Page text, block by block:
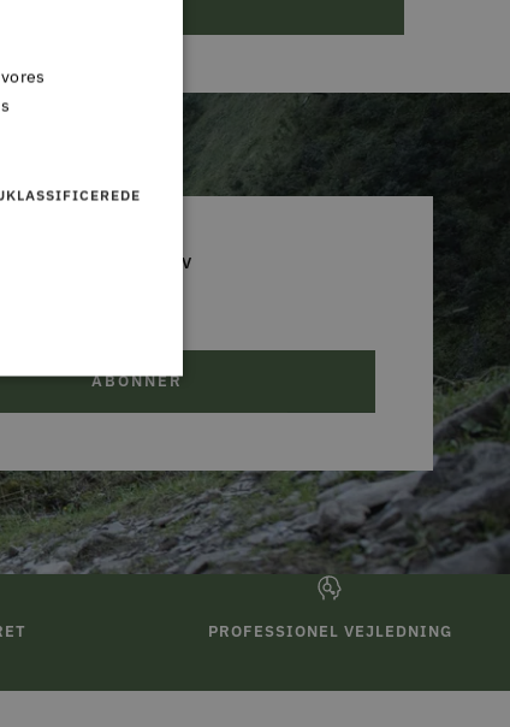
VORES NYHEDSBREV
ABONNER
PROFESSIONEL VEJLEDNING